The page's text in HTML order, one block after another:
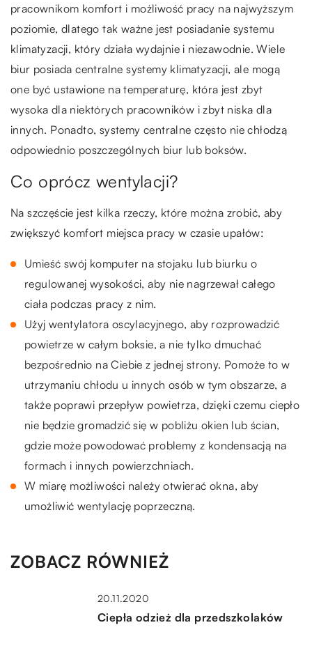
pracownikom komfort i możliwość pracy na najwyższym
poziomie, dlatego tak ważne jest posiadanie systemu
klimatyzacji, który działa wydajnie i niezawodnie. Wiele
biur posiada centralne systemy klimatyzacji, ale mogą
one być ustawione na temperaturę, która jest zbyt
wysoka dla niektórych pracowników i zbyt niska dla
innych. Ponadto, systemy centralne często nie chłodzą
odpowiednio poszczególnych biur lub boksów.
Co oprócz wentylacji?
Na szczęście jest kilka rzeczy, które można zrobić, aby
zwiększyć komfort miejsca pracy w czasie upałów:
Umieść swój komputer na stojaku lub biurku o
regulowanej wysokości, aby nie nagrzewał całego
ciała podczas pracy z nim.
Użyj wentylatora oscylacyjnego, aby rozprowadzić
powietrze w całym boksie, a nie tylko dmuchać
bezpośrednio na Ciebie z jednej strony. Pomoże to w
utrzymaniu chłodu u innych osób w tym obszarze, a
także poprawi przepływ powietrza, dzięki czemu ciepło
nie będzie gromadzić się w pobliżu okien lub ścian,
gdzie może powodować problemy z kondensacją na
formach i innych powierzchniach.
W miarę możliwości należy otwierać okna, aby
umożliwić wentylację poprzeczną.
ZOBACZ RÓWNIEŻ
20.11.2020
Ciepła odzież dla przedszkolaków